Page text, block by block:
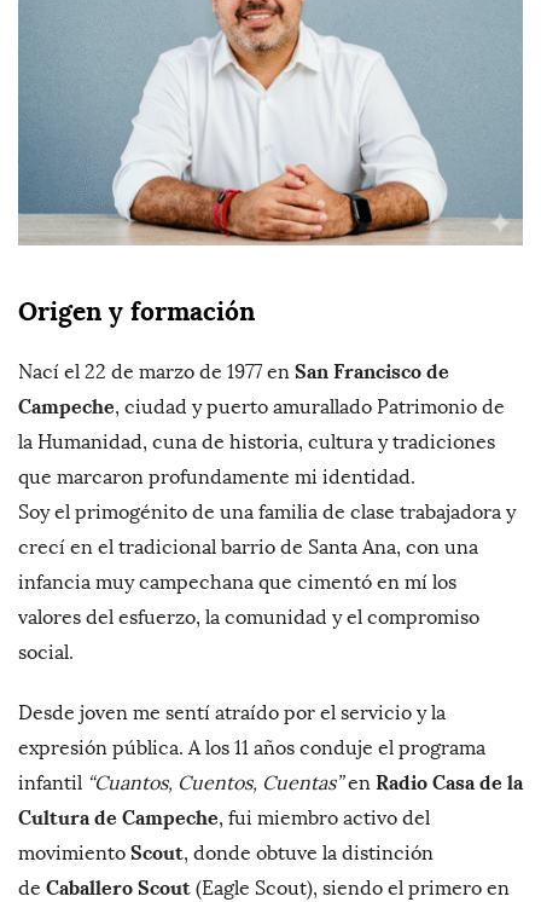
Origen y formación
Nací el 22 de marzo de 1977 en San Francisco de
Campeche, ciudad y puerto amurallado Patrimonio de
la Humanidad, cuna de historia, cultura y tradiciones
que marcaron profundamente mi identidad.
Soy el primogénito de una familia de clase trabajadora y
crecí en el tradicional barrio de Santa Ana, con una
infancia muy campechana que cimentó en mí los
valores del esfuerzo, la comunidad y el compromiso
social.
Desde joven me sentí atraído por el servicio y la
expresión pública. A los 11 años conduje el programa
infantil “Cuantos, Cuentos, Cuentas”en Radio Casa de la
Cultura de Campeche, fui miembro activo del
movimiento Scout, donde obtuve la distinción
de Caballero Scout (Eagle Scout), siendo el primero en